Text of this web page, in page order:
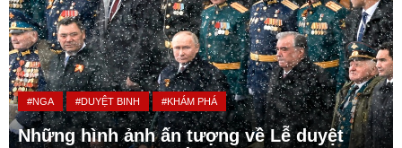
#NGA #DUYỆT BINH #KHÁM PHÁ
Những hình ảnh ấn tượng về Lễ duyệt